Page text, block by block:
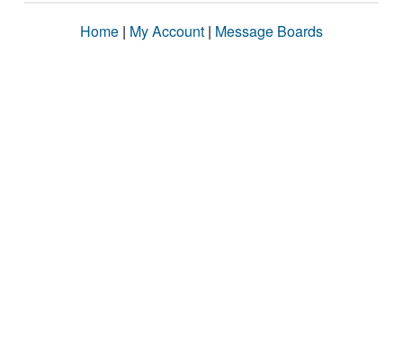
Home | My Account | Message Boards